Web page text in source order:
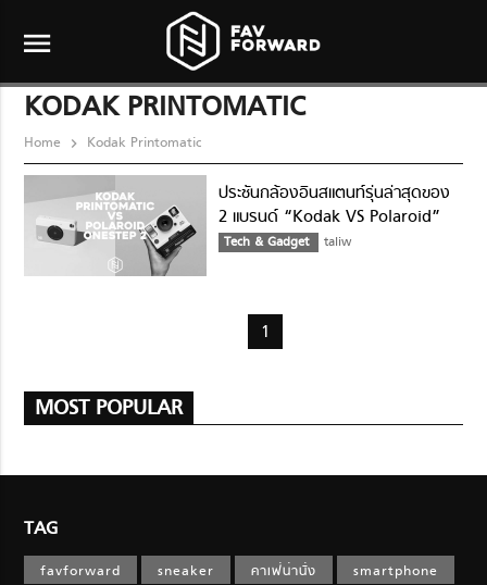
menu
KODAK PRINTOMATIC
Home Kodak Printomatic
ประชันกล้องอินสแตนท์รุ่นล่าสุดของ
2 แบรนด์ “Kodak VS Polaroid”
ใครจะเหนือกว่าใคร
Tech & Gadget taliw
1
MOST POPULAR
TAG
favforward sneaker คาเฟ่น่านั่ง
smartphone